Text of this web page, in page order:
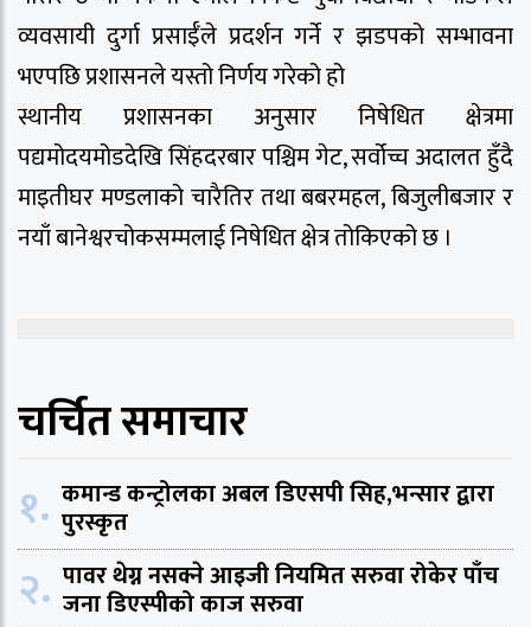
व्यवसायी दुर्गा प्रसाईँले प्रदर्शन गर्ने र झडपको सम्भावना
भएपछि प्रशासनले यस्तो निर्णय गरेको हो
स्थानीय प्रशासनका अनुसार निषेधित क्षेत्रमा
पद्यमोदयमोडदेखि सिंहदरबार पश्चिम गेट, सर्वोच्च अदालत हुँदै
माइतीघर मण्डलाको चारैतिर तथा बबरमहल, बिजुलीबजार र
नयाँ बानेश्वरचोकसम्मलाई निषेधित क्षेत्र तोकिएको छ ।
चर्चित समाचार
१. कमान्ड कन्ट्रोलका अबल डिएसपी सिह,भन्सार द्वारा
पुरस्कृत
२. पावर थेग्न नसक्ने आइजी नियमित सरुवा रोकेर पाँच
जना डिएस्पीको काज सरुवा